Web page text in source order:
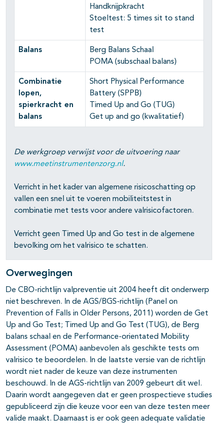
Handknijpkracht
Stoeltest: 5 times sit to stand
test
Balans
Berg Balans Schaal
POMA (subschaal balans)
Combinatie
lopen,
spierkracht en
balans
Short Physical Performance
Battery (SPPB)
Timed Up and Go (TUG)
Get up and go (kwalitatief)
De werkgroep verwijst voor de uitvoering naar
www.meetinstrumentenzorg.nl.
Verricht in het kader van algemene risicoschatting op
vallen een snel uit te voeren mobiliteitstest in
combinatie met tests voor andere valrisicofactoren.
Verricht geen Timed Up and Go test in de algemene
bevolking om het valrisico te schatten.
Overwegingen
De CBO-richtlijn valpreventie uit 2004 heeft dit onderwerp
niet beschreven. In de AGS/BGS-richtlijn (Panel on
Prevention of Falls in Older Persons, 2011) worden de Get
Up and Go Test; Timed Up and Go Test (TUG), de Berg
balans schaal en de Performance-orientated Mobility
Assessment (POMA) aanbevolen als geschikte tests om
valrisico te beoordelen. In de laatste versie van de richtlijn
wordt niet nader de keuze van deze instrumenten
beschouwd. In de AGS-richtlijn van 2009 gebeurt dit wel.
Daarin wordt aangegeven dat er geen prospectieve studies
gepubliceerd zijn die keuze voor een van deze testen meer
valide maakt. Daarnaast is er ook geen adequate validatie